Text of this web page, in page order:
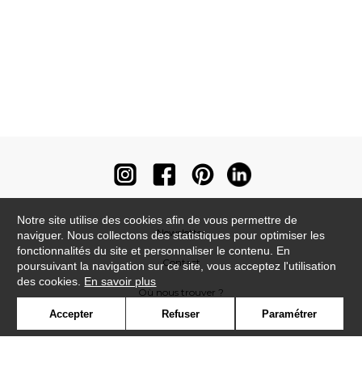
Newsletter
Contact
Où nous trouver ?
Notre site utilise des cookies afin de vous permettre de
naviguer. Nous collectons des statistiques pour optimiser les
fonctionnalités du site et personnaliser le contenu. En
poursuivant la navigation sur ce site, vous acceptez l'utilisation
des cookies. En savoir plus
Accepter Refuser Paramétrer